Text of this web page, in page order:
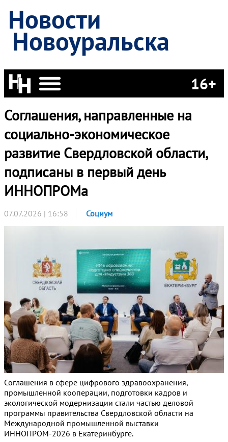
Новости
Новоуральска
16+
Соглашения, направленные на
социально-экономическое
развитие Свердловской области,
подписаны в первый день
ИННОПРОМа
07.07.2026 | 16:58 Социум
Соглашения в сфере цифрового здравоохранения,
промышленной кооперации, подготовки кадров и
экологической модернизации стали частью деловой
программы правительства Свердловской области на
Международной промышленной выставки
ИННОПРОМ-2026 в Екатеринбурге.